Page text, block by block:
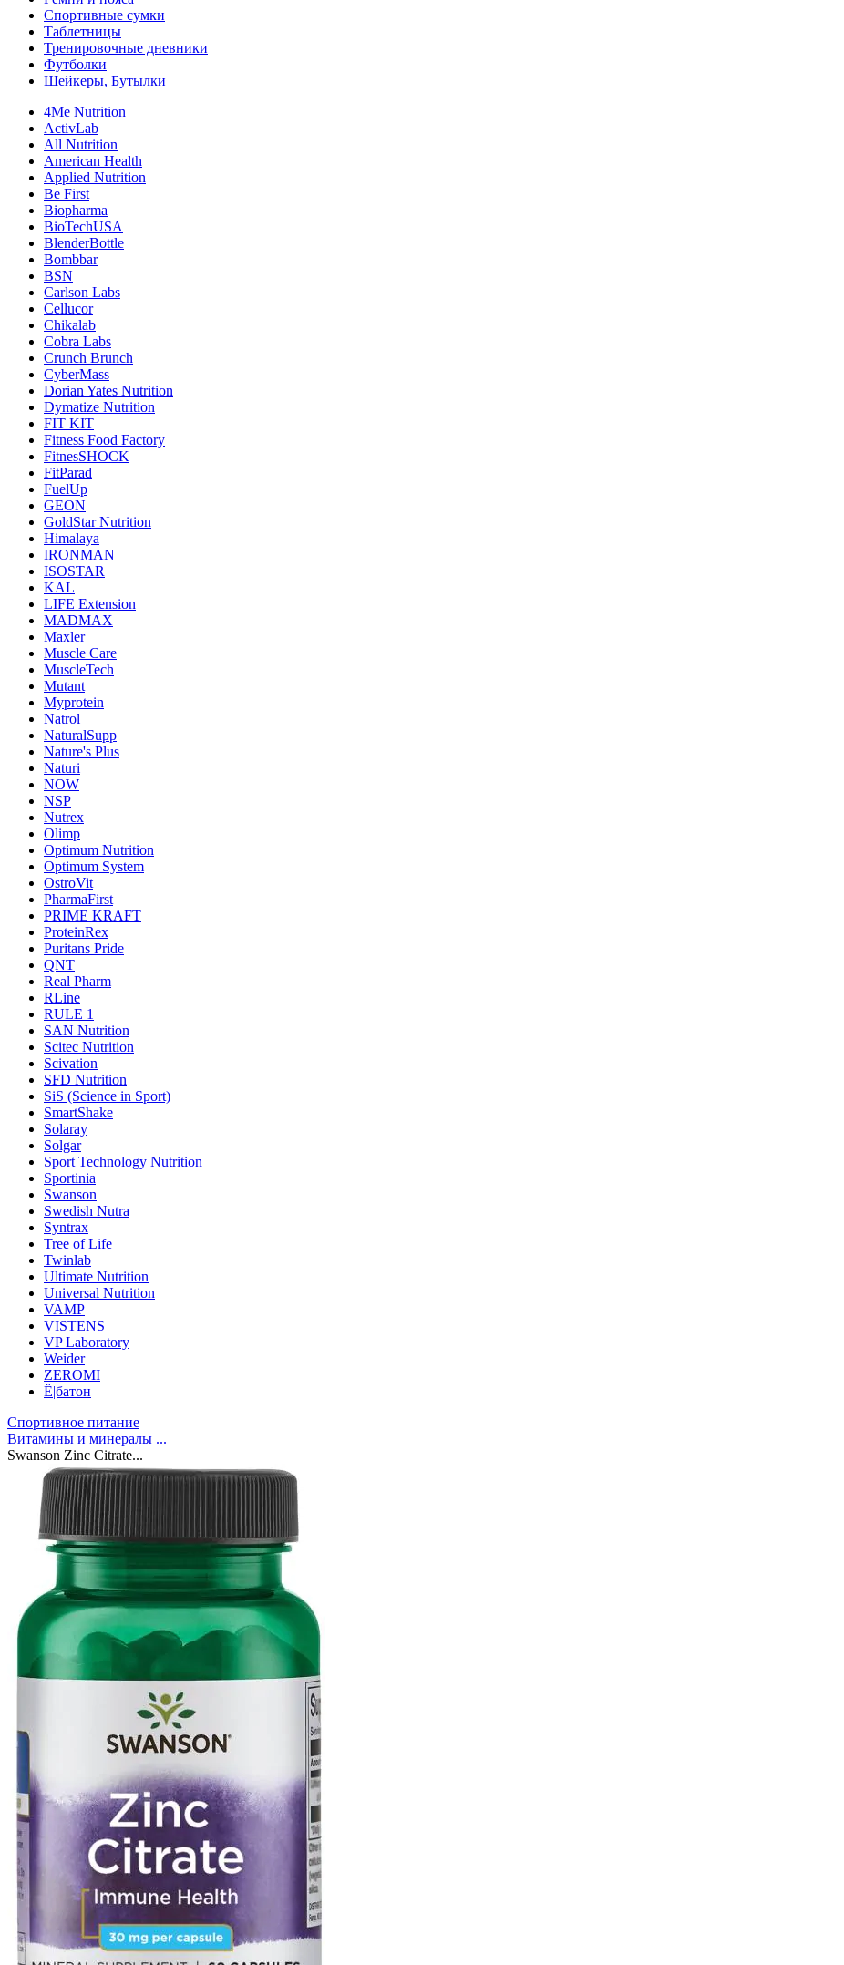
Спортивные сумки
Таблетницы
Тренировочные дневники
Футболки
Шейкеры, Бутылки
4Me Nutrition
ActivLab
All Nutrition
American Health
Applied Nutrition
Be First
Biopharma
BioTechUSA
BlenderBottle
Bombbar
BSN
Carlson Labs
Cellucor
Chikalab
Cobra Labs
Crunch Brunch
CyberMass
Dorian Yates Nutrition
Dymatize Nutrition
FIT KIT
Fitness Food Factory
FitnesSHOCK
FitParad
FuelUp
GEON
GoldStar Nutrition
Himalaya
IRONMAN
ISOSTAR
KAL
LIFE Extension
MADMAX
Maxler
Muscle Care
MuscleTech
Mutant
Myprotein
Natrol
NaturalSupp
Nature's Plus
Naturi
NOW
NSP
Nutrex
Olimp
Optimum Nutrition
Optimum System
OstroVit
PharmaFirst
PRIME KRAFT
ProteinRex
Puritans Pride
QNT
Real Pharm
RLine
RULE 1
SAN Nutrition
Scitec Nutrition
Scivation
SFD Nutrition
SiS (Science in Sport)
SmartShake
Solaray
Solgar
Sport Technology Nutrition
Sportinia
Swanson
Swedish Nutra
Syntrax
Tree of Life
Twinlab
Ultimate Nutrition
Universal Nutrition
VAMP
VISTENS
VP Laboratory
Weider
ZEROMI
Ё|батон
Спортивное питание
Витамины и минералы ...
Swanson Zinc Citrate...